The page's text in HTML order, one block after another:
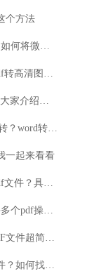
个方法
9.微信图片转PDF？怎么操作？如何将微信图片转为PDF？
10.pdf怎么转换成高清图片？pdf转高清图片详细教程
11.pdf格式怎么转换成图片？给大家介绍两个方法
12.Word转换成PDF在线转怎么转？word转pdf详细方法介绍
一起来看看
14.怎么把几个pdf合并成一个pdf文件？具体方式交给你
15.合并多个pdf怎么操作？合并多个pdf操作技巧分享
16.掌握这两个方法进行拆分PDF文件超简单！
17.有哪些免费的图片转PDF软件？如何找到免费的图片转PDF软件？